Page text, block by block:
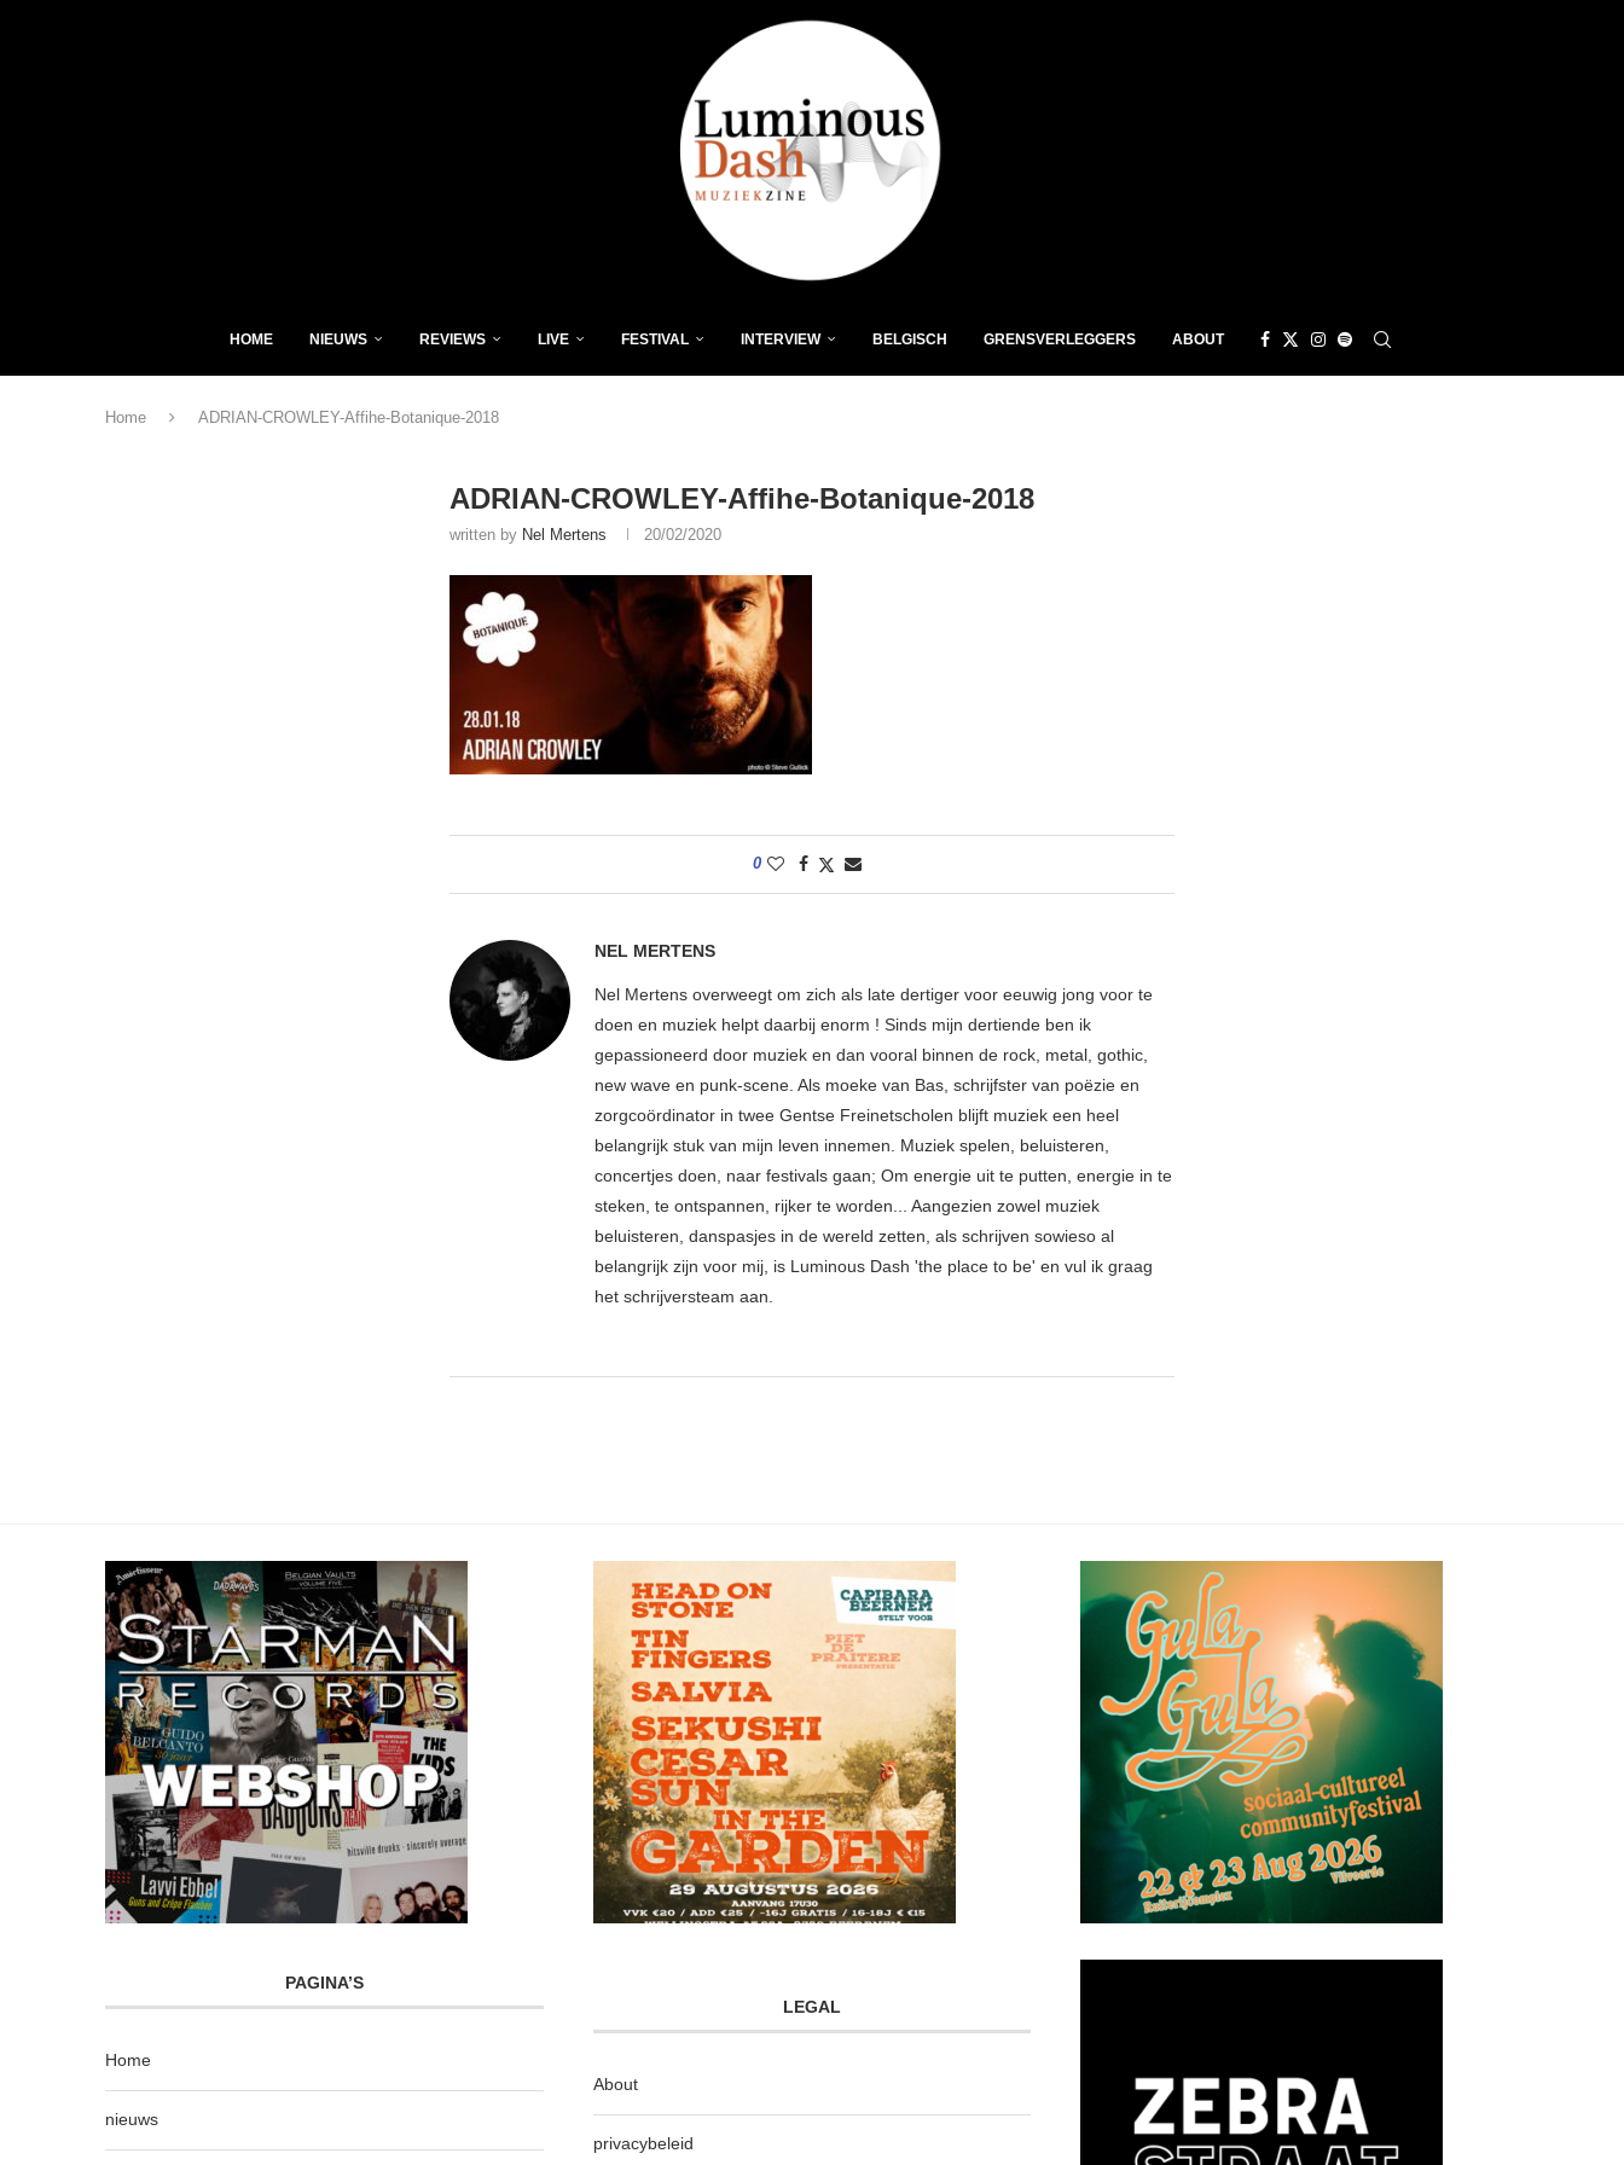
HOME NIEUWS REVIEWS LIVE FESTIVAL INTERVIEW BELGISCH GRENSVERLEGGERS ABOUT
Home ADRIAN-CROWLEY-Affihe-Botanique-2018
ADRIAN-CROWLEY-Affihe-Botanique-2018
written by Nel Mertens 20/02/2020
0
NEL MERTENS
Nel Mertens overweegt om zich als late dertiger voor eeuwig jong voor te
doen en muziek helpt daarbij enorm ! Sinds mijn dertiende ben ik
gepassioneerd door muziek en dan vooral binnen de rock, metal, gothic,
new wave en punk-scene. Als moeke van Bas, schrijfster van poëzie en
zorgcoördinator in twee Gentse Freinetscholen blijft muziek een heel
belangrijk stuk van mijn leven innemen. Muziek spelen, beluisteren,
concertjes doen, naar festivals gaan; Om energie uit te putten, energie in te
steken, te ontspannen, rijker te worden... Aangezien zowel muziek
beluisteren, danspasjes in de wereld zetten, als schrijven sowieso al
belangrijk zijn voor mij, is Luminous Dash 'the place to be' en vul ik graag
het schrijversteam aan.
PAGINA’S
Home
nieuws
LEGAL
About
privacybeleid